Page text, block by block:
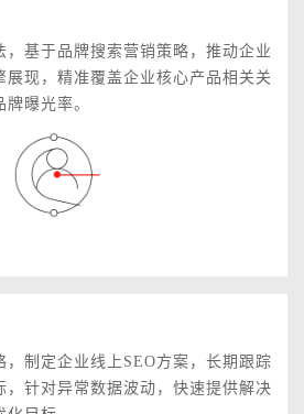
，基于品牌搜索营销策略，推动企业
展现，精准覆盖企业核心产品相关关
曝光率。
，制定企业线上SEO方案，长期跟踪
，针对异常数据波动，快速提供解决